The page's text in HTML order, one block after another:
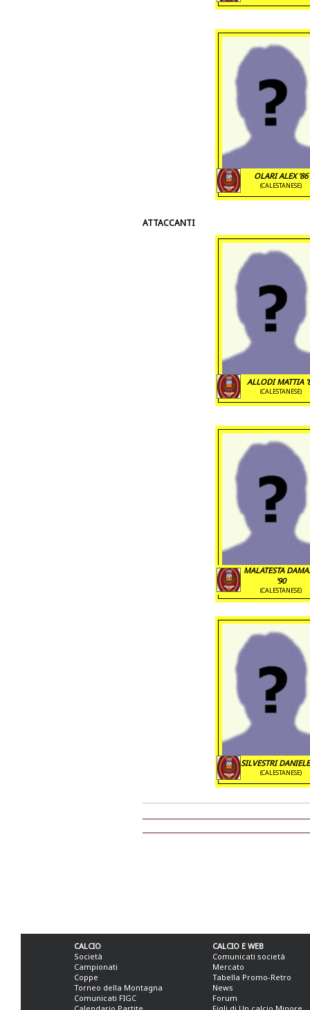
OLARI ALEX '86
(CALESTANESE)
ATTACCANTI
ALLODI MATTIA
(CALESTANESE)
MALATESTA
'90
(CALESTANESE)
SILVESTRI
(CALESTANESE)
CALCIO
Società
Campionati
Coppe
Torneo della Montagna
Comunicati FIGC
CALCIO E WEB
Comunicati società
Mercato
Tabella Promo-Retro
News
Forum